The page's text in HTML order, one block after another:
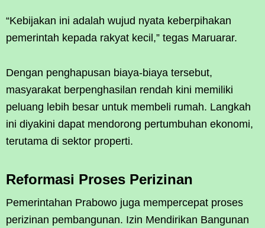
“Kebijakan ini adalah wujud nyata keberpihakan
pemerintah kepada rakyat kecil,” tegas Maruarar.
Dengan penghapusan biaya-biaya tersebut,
masyarakat berpenghasilan rendah kini memiliki
peluang lebih besar untuk membeli rumah. Langkah
ini diyakini dapat mendorong pertumbuhan ekonomi,
terutama di sektor properti.
Reformasi Proses Perizinan
Pemerintahan Prabowo juga mempercepat proses
perizinan pembangunan. Izin Mendirikan Bangunan